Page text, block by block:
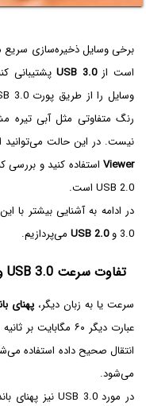
برخی وسایل ذخیره‌سازی سریع
است ازUSB 3.0پشتیبانی
رنگ متفاوتی مثل آبی تیره
نیست. در این حالت
Viewer
USB 2.0 است.
در ادامه به آشنایی بیشتر با این
3.0 و
USB 2.0‌ می‌پردازیم.
تفاوت سرعت USB 3.0 و USB 2.0
سرعت یا به زبان دیگر، پهنای
عبارت دیگر ۶۰
انتقال صحیح داده استفاده
می‌شود.
در مورد USB 3.0 نیز پهنای باند معادل